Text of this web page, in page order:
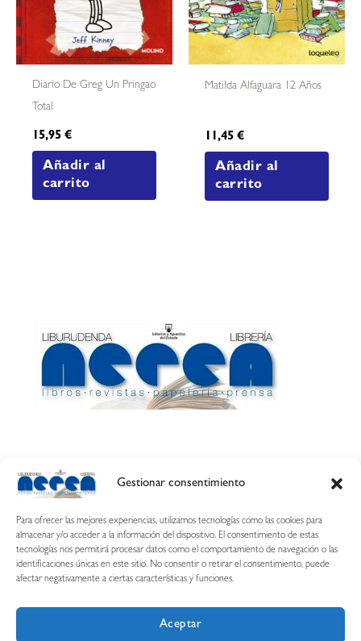
Gestionar consentimiento
Para ofrecer las mejores experiencias, utilizamos tecnologías como las cookies para
almacenar y/o acceder a la información del dispositivo. El consentimiento de estas
tecnologías nos permitirá procesar datos como el comportamiento de navegación o las
identificaciones únicas en este sitio. No consentir o retirar el consentimiento, puede
afectar negativamente a ciertas características y funciones.
Aceptar
Diario De Greg Un Pringao
Total
15,95€
Añadir al
carrito
Matilda Alfaguara 12 Años
11,45€
Añadir al
carrito
Calle Esquíroz, 27
687 54 31 70
nerearetamonge@gmail.com